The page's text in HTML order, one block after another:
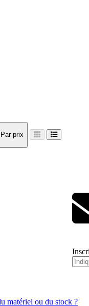
Par prix